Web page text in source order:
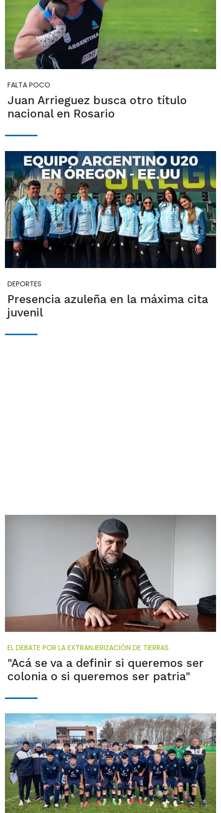
FALTA POCO
Juan Arrieguez busca otro título
nacional en Rosario
DEPORTES
Presencia azuleña en la máxima cita
juvenil
EL DEBATE POR LA EXTRANJERIZACIÓN DE TIERRAS
"Acá se va a definir si queremos ser
colonia o si queremos ser patria"